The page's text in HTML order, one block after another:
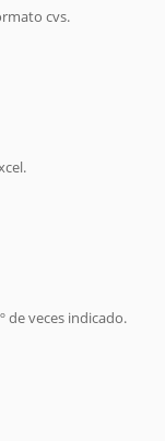
cvs.
de veces indicado.